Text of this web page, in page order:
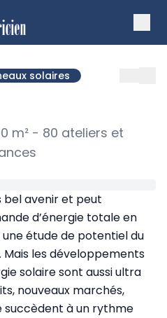
solaires
m² - 80 ateliers et
bel avenir et peut
d’énergie totale en
une étude de potentiel du
les développements
solaire sont aussi ultra
nouveaux marchés,
succèdent à un rythme